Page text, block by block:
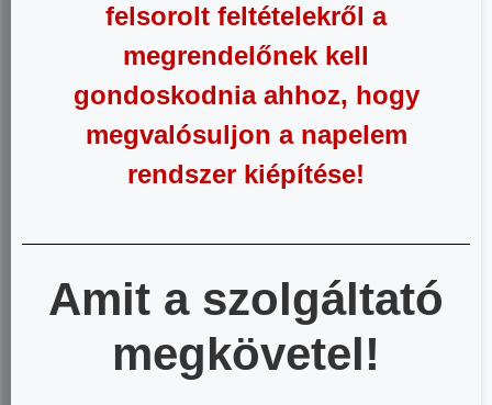
felsorolt feltételekről a
megrendelőnek kell
gondoskodnia ahhoz, hogy
megvalósuljon a napelem
rendszer kiépítése!
Amit a szolgáltató
megkövetel!